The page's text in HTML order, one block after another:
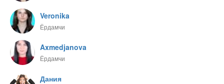
Veronika
Ёрдамчи
Axmedjanova
Ёрдамчи
Дания